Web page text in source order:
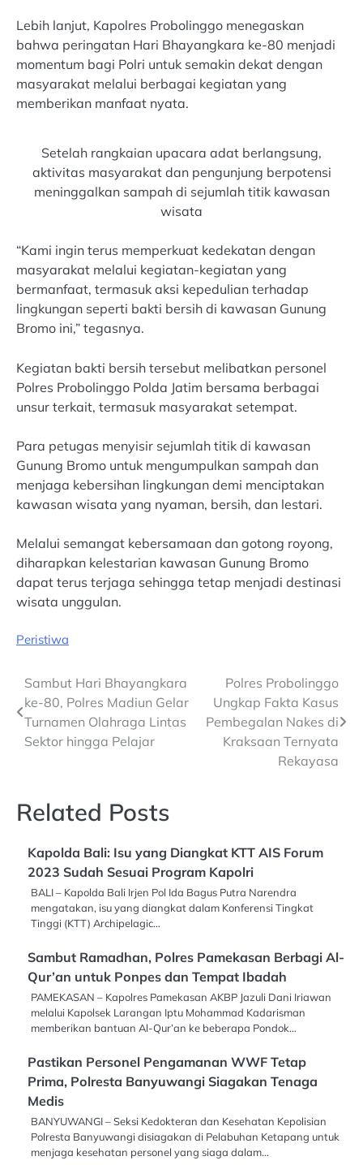
Lebih lanjut, Kapolres Probolinggo menegaskan
bahwa peringatan Hari Bhayangkara ke-80 menjadi
momentum bagi Polri untuk semakin dekat dengan
masyarakat melalui berbagai kegiatan yang
memberikan manfaat nyata.
Setelah rangkaian upacara adat berlangsung,
aktivitas masyarakat dan pengunjung berpotensi
meninggalkan sampah di sejumlah titik kawasan
wisata
“Kami ingin terus memperkuat kedekatan dengan
masyarakat melalui kegiatan-kegiatan yang
bermanfaat, termasuk aksi kepedulian terhadap
lingkungan seperti bakti bersih di kawasan Gunung
Bromo ini,” tegasnya.
Kegiatan bakti bersih tersebut melibatkan personel
Polres Probolinggo Polda Jatim bersama berbagai
unsur terkait, termasuk masyarakat setempat.
Para petugas menyisir sejumlah titik di kawasan
Gunung Bromo untuk mengumpulkan sampah dan
menjaga kebersihan lingkungan demi menciptakan
kawasan wisata yang nyaman, bersih, dan lestari.
Melalui semangat kebersamaan dan gotong royong,
diharapkan kelestarian kawasan Gunung Bromo
dapat terus terjaga sehingga tetap menjadi destinasi
wisata unggulan.
Peristiwa
Post
navigation
Sambut Hari Bhayangkara
ke-80, Polres Madiun Gelar
Turnamen Olahraga Lintas
Sektor hingga Pelajar
Polres Probolinggo
Ungkap Fakta Kasus
Pembegalan Nakes di
Kraksaan Ternyata
Rekayasa
Related Posts
Kapolda Bali: Isu yang Diangkat KTT AIS Forum
2023 Sudah Sesuai Program Kapolri
BALI – Kapolda Bali Irjen Pol Ida Bagus Putra Narendra
mengatakan, isu yang diangkat dalam Konferensi Tingkat
Tinggi (KTT) Archipelagic…
Sambut Ramadhan, Polres Pamekasan Berbagi Al-
Qur’an untuk Ponpes dan Tempat Ibadah
PAMEKASAN – Kapolres Pamekasan AKBP Jazuli Dani Iriawan
melalui Kapolsek Larangan Iptu Mohammad Kadarisman
memberikan bantuan Al-Qur’an ke beberapa Pondok…
Pastikan Personel Pengamanan WWF Tetap
Prima, Polresta Banyuwangi Siagakan Tenaga
Medis
BANYUWANGI – Seksi Kedokteran dan Kesehatan Kepolisian
Polresta Banyuwangi disiagakan di Pelabuhan Ketapang untuk
menjaga kesehatan personel yang siaga dalam…